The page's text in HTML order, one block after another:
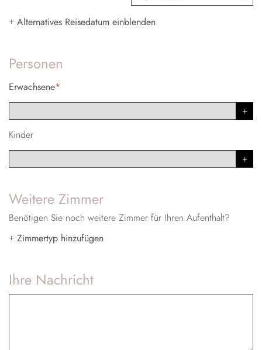
+ Alternatives Reisedatum einblenden
Personen
Erwachsene*
Kinder
Weitere Zimmer
Benötigen Sie noch weitere Zimmer für Ihren Aufenthalt?
+ Zimmertyp hinzufügen
Ihre Nachricht